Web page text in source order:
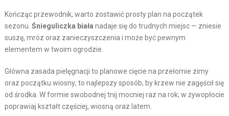
Kończąc przewodnik, warto zostawić prosty plan na początek
sezonu. Śnieguliczka biała nadaje się do trudnych miejsc — zniesie
suszę, mróz oraz zanieczyszczenia i może być pewnym
elementem w twoim ogrodzie.
Główna zasada pielęgnacji to planowe cięcie na przełomie zimy
oraz początku wiosny; to najlepszy sposób, by krzew nie zagęścił się
od środka. W formie swobodnej tnij mocniej raz na rok; w żywopłocie
poprawiaj kształt częściej, wiosną oraz latem.